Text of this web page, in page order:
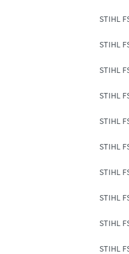
STIHL
STIHL
STIHL
STIHL
STIHL
STIHL
STIHL
STIHL
STIHL
STIHL